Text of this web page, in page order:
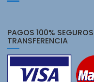
PAGOS 100%
TRANSFERENCIA